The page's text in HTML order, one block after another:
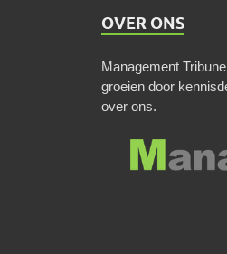
OVER ONS
Management
groeien door
over ons.